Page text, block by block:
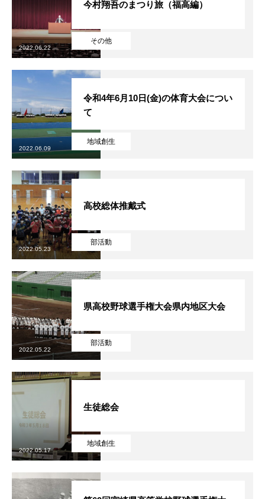
フクコウの学び
フクコウのひとびと
フクコウの生活
フクコウへのサポート
フクコウの歴史
オープンスクール
その他
今村翔吾のまつり旅（福高編）
2022.06.22
地域創生
令和4年6月10日(金)の体育大会につい
て
2022.06.09
部活動
高校総体推戴式
2022.05.23
部活動
県高校野球選手権大会県内地区大会
2022.05.22
地域創生
生徒総会
2022.05.17